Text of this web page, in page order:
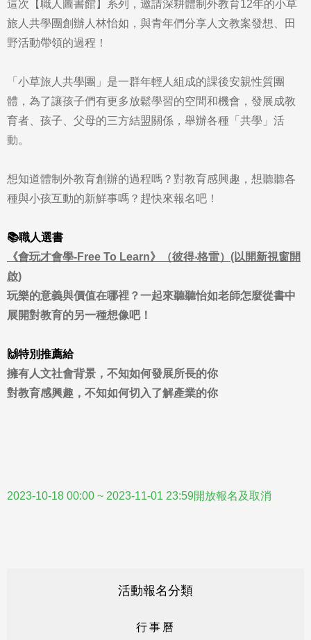
這次【職人圖書館】系列，邀請深耕體制外教育12年的小草
旅人共學團創辦人林怡如，與青年們分享人文教案發想、田
野活動帶領的過程！
「小草旅人共學團」是一群年輕人組成的課後安親性質團
體，為了讓孩子們有更多放鬆學習的空間和機會，發展成教
育者、孩子、父母的三方結盟關係，舉辦各種「共學」活
動。
想知道體制外教育創辦的過程嗎？對教育感興趣，想聽聽各
種與小孩互動的新鮮事嗎？趕快來報名吧！
📚職人選書
《會玩才會學-Free To Learn》（彼得‧格雷）(以開新視窗開
啟)
玩樂的意義與價值在哪裡？一起來聽聽怡如老師怎麼從書中
展開對教育的另一種想像吧！
🙌特別推薦給
擁有人文社會背景，不知如何發展所長的你
對教育感興趣，不知如何切入了解產業的你
2023-10-18 00:00 ~ 2023-11-01 23:59開放報名及取消
活動報名分類
行事 曆